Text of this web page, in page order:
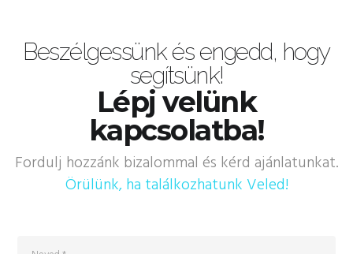
Beszélgessünk és engedd, hogy
segítsünk!
Lépj velünk
kapcsolatba!
Fordulj hozzánk bizalommal és kérd ajánlatunkat.
Örülünk, ha találkozhatunk Veled!